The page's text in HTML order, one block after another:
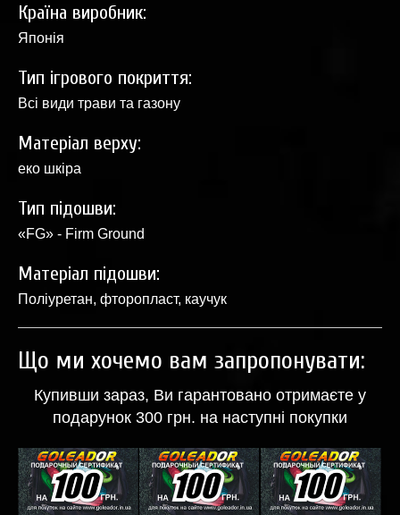
Країна виробник:
Японія
Тип ігрового покриття:
Всі види трави та газону
Матеріал верху:
еко шкіра
Тип підошви:
«FG» - Firm Ground
Матеріал підошви:
Поліуретан, фторопласт, каучук
Що ми хочемо вам запропонувати:
Купивши зараз, Ви гарантовано отримаєте у
подарунок 300 грн. на наступні покупки